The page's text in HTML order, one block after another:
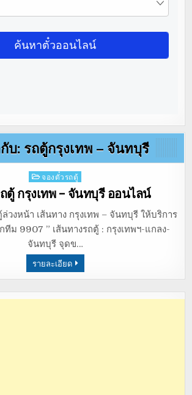
บ: รถตู้กรุงเทพ – จันทบุรี
Posted
in
จองตั๋วรถตู้
ตู้ กรุงเทพ – จันทบุรี ออนไลน์
วงหน้า เส้นทาง กรุงเทพ – จันทบุรี ให้บริการ
ทีม 9907 ” เส้นทางรถตู้ : กรุงเทพฯ-แกลง-
จันทบุรี จุดข…
รายละเอียด